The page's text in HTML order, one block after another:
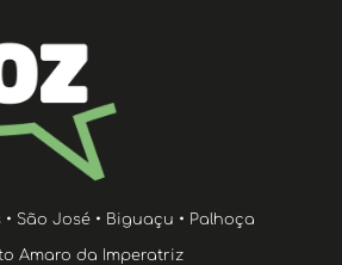
São José • Biguaçu • Palhoça
Amaro da Imperatriz